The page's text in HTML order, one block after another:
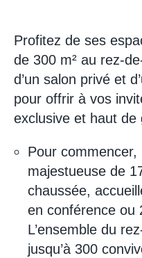
Profitez de ses
de 300 m² au rez-
d’un salon privé et
pour offrir à vos
exclusive et haut de
Pour
majestueuse de
chaussée,
en conférence ou
L’ensemble du
jusqu’à 300